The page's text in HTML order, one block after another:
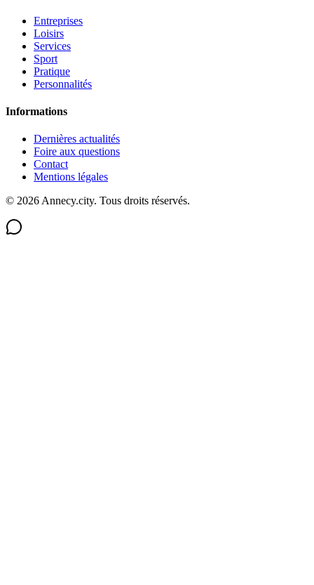
Entreprises
Loisirs
Services
Sport
Pratique
Personnalités
Informations
Dernières actualités
Foire aux questions
Contact
Mentions légales
© 2026 Annecy.city. Tous droits réservés.